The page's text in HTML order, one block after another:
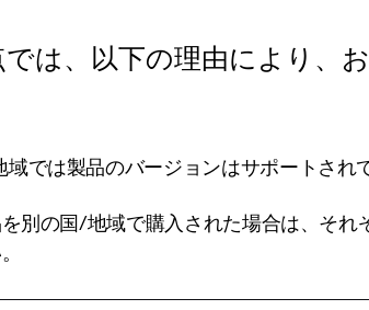
では、以下の理由により、
域では製品のバージョンはサポートされ
別の国/地域で購入された場合は、そ